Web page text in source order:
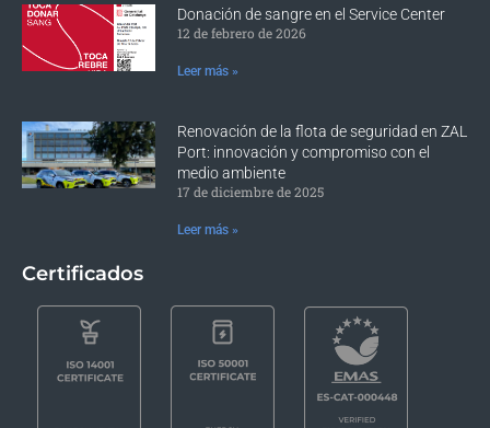
Donación de sangre en el Service Center
12 de febrero de 2026
Leer más »
Renovación de la flota de seguridad en ZAL
Port: innovación y compromiso con el
medio ambiente
17 de diciembre de 2025
Leer más »
Certificados